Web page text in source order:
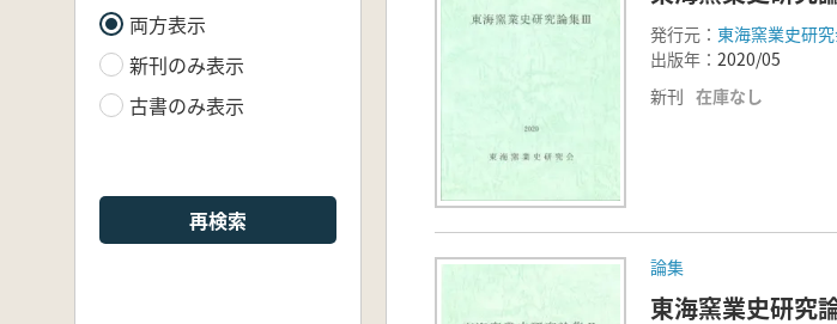
両方表示
新刊のみ表示
古書のみ表示
再検索
発行元： 東海窯業史研
出版年： 2020/05
新刊 在庫なし
論集
東海窯業史研究